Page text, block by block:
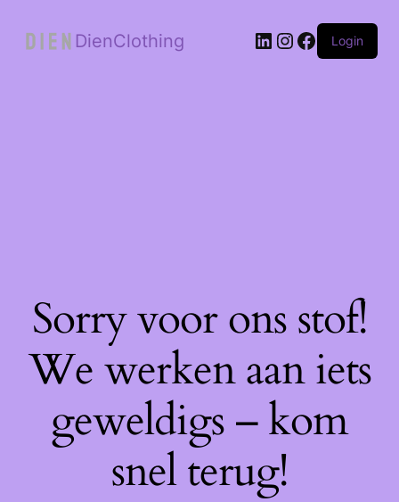
DienClothing LinkedIn
Instagram
Facebook
Login
Sorry voor ons stof!
We werken aan iets
geweldigs – kom
snel terug!